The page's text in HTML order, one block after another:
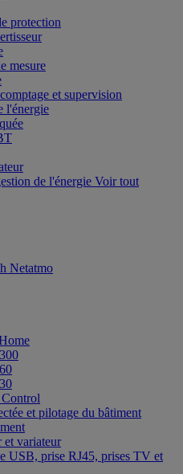
protection
mesure
et supervision
l'énergie
de l'énergie Voir tout
Netatmo
et pilotage du bâtiment
et variateur
USB, prise RJ45, prises TV et